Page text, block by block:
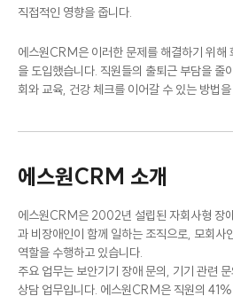
달사항 공유가 반복되는 환경이라면 재택근무
에스원CRM은 이러한 문제를 해결하기 위해
을 도입했습니다. 직원들의 출퇴근 부담을 줄
에스원CRM 소개
에스원CRM은 2002년 설립된 자회사형 장
과 비장애인이 함께 일하는 조직으로, 모회사
역할을 수행하고 있습니다.
주요 업무는 보안기기 장애 문의, 기기 관련